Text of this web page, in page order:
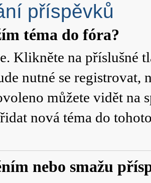
příspěvků
téma do fóra?
Klikněte na příslušné
nutné se registrovat,
můžete vidět na
nová téma do
nebo smažu